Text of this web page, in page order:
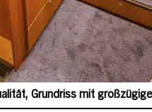
Grundriss mit